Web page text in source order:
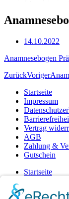
14.10.2022
Anamnesebogen
ZurückVoriger
Startseite
Impressum
Vertrag
AGB
Zahlung &
Gutschein
Startseite